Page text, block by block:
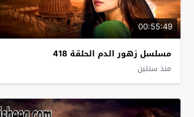
00:55:49
مسلسل زهور الدم الحلقة 418
منذ سنتين